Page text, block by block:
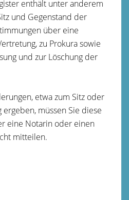
enthält unter anderem
und Gegenstand der
über eine
zu Prokura sowie
und zur Löschung der
etwa zum Sitz oder
müssen Sie diese
eine Notarin oder einen
mitteilen.